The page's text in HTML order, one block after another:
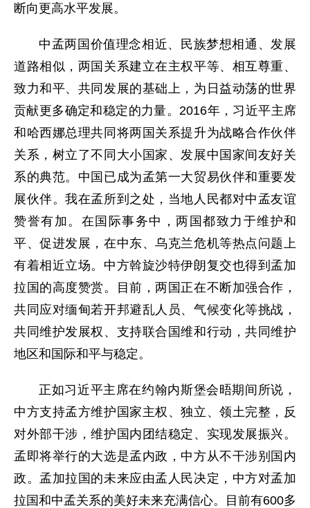
断向更高水平发展。
中孟两国价值理念相近、民族梦想相通、发展
道路相似，两国关系建立在主权平等、相互尊重、
致力和平、共同发展的基础上，为日益动荡的世界
贡献更多确定和稳定的力量。2016年，习近平主席
和哈西娜总理共同将两国关系提升为战略合作伙伴
关系，树立了不同大小国家、发展中国家间友好关
系的典范。中国已成为孟第一大贸易伙伴和重要发
展伙伴。我在孟所到之处，当地人民都对中孟友谊
赞誉有加。在国际事务中，两国都致力于维护和
平、促进发展，在中东、乌克兰危机等热点问题上
有着相近立场。中方斡旋沙特伊朗复交也得到孟加
拉国的高度赞赏。目前，两国正在不断加强合作，
共同应对缅甸若开邦避乱人员、气候变化等挑战，
共同维护发展权、支持联合国维和行动，共同维护
地区和国际和平与稳定。
正如习近平主席在约翰内斯堡会晤期间所说，
中方支持孟方维护国家主权、独立、领土完整，反
对外部干涉，维护国内团结稳定、实现发展振兴。
孟即将举行的大选是孟内政，中方从不干涉别国内
政。孟加拉国的未来应由孟人民决定，中方对孟加
拉国和中孟关系的美好未来充满信心。目前有600多